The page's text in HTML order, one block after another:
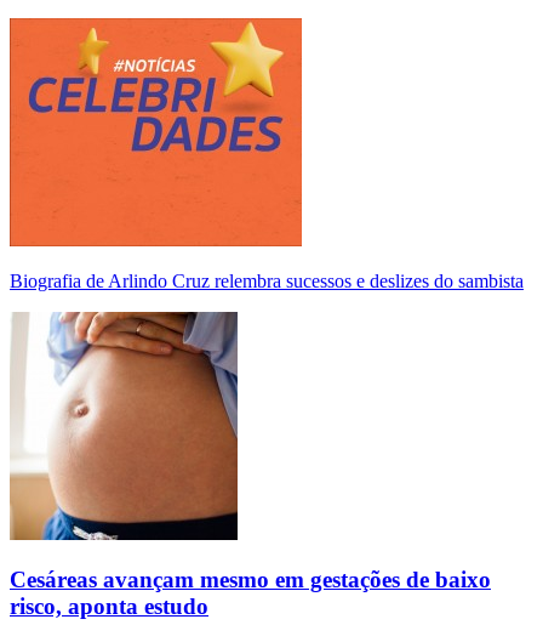
Biografia de Arlindo Cruz relembra sucessos e deslizes do sambista
Cesáreas avançam mesmo em gestações de baixo
risco, aponta estudo